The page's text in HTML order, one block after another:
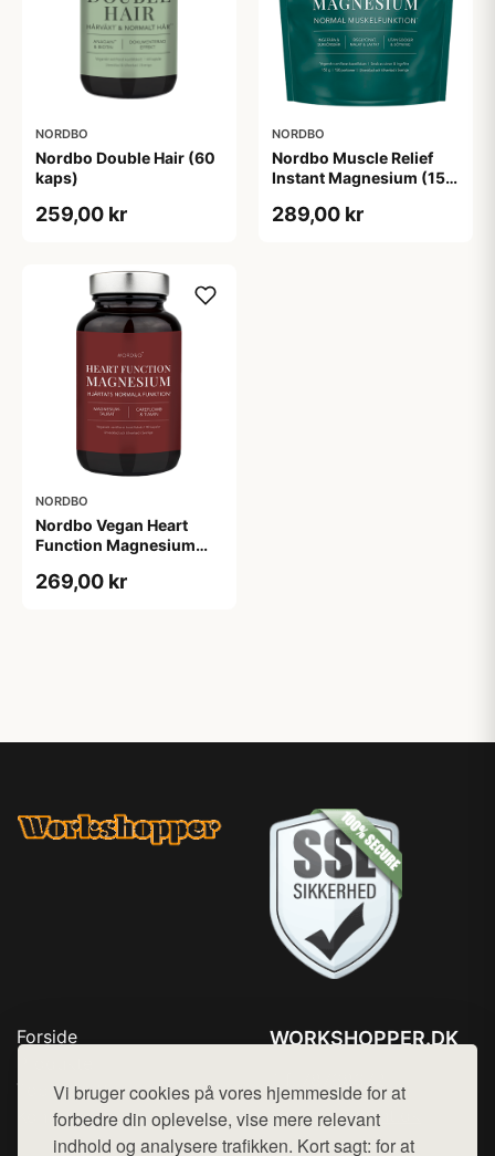
Vi bruger cookies på vores hjemmeside for at
forbedre din oplevelse, vise mere relevant
indhold og analysere trafikken. Kort sagt: for at
NORDBO
Nordbo Double Hair (60
kaps)
259,00 kr
NORDBO
Nordbo Muscle Relief
Instant Magnesium (150
289,00 kr
NORDBO
Nordbo Vegan Heart
Function Magnesium
269,00 kr
Forside
Top Rabatter
Kontakt
WORKSHOPPER.DK
Mail: hej@want.dk